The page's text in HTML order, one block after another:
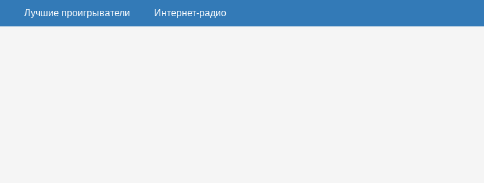
Лучшие проигрыватели Интернет-радио